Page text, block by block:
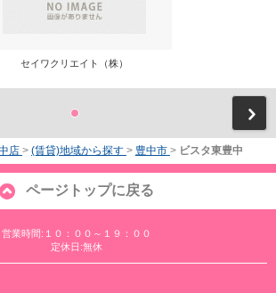
セイワクリエイト（株）
店 > (賃貸)地域から探す > 豊中市 > ビスタ東豊中
ページトップに戻る
営業時間:１０：００～１９：００
定休日:無休